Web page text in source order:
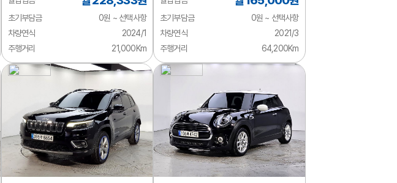
초기부담금
0원 ~ 선택사항
차량연식
2024/1
주행거리
21,000Km
초기부담금
0원 ~ 선택사항
차량연식
2021/3
주행거리
64,200Km